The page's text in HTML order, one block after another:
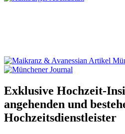
Exklusive Hochzeit-
angehenden und
Hochzeitsdienstleister